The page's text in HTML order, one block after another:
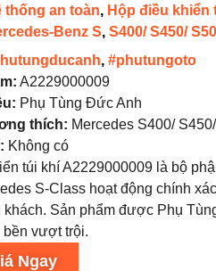
thống an toàn, Hộp điều khiển
Benz S, S400/ S450/
, #phutungoto
A2229000009
Phụ Tùng Đức Anh
thích: Mercedes S400/
Không có
túi khí A2229000009 là bộ
S-Class hoạt động chính
khách. Sản phẩm được Phụ
bền vượt trội.
Ngay